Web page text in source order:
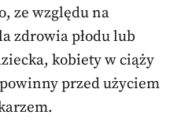
ze względu na
zdrowia płodu lub
kobiety w ciąży
przed użyciem